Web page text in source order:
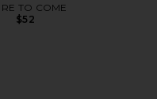
TO COME
$52